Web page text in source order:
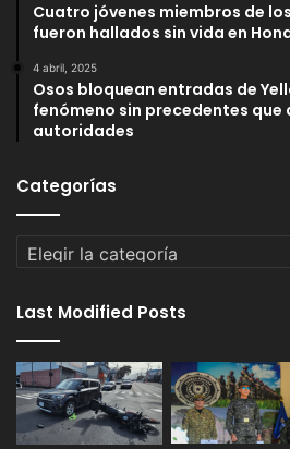
Cuatro jóvenes miembros de
fueron hallados sin vida en
4 abril, 2025
Osos bloquean entradas de
fenómeno sin precedentes
autoridades
Categorías
Categorías
Last Modified Posts